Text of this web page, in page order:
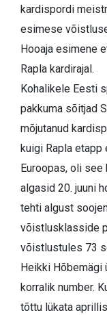
kardispordi
esimese
Hooaja esimene
Rapla kardirajal.
Kohalikele Eesti
pakkuma sõitjad
mõjutanud
kuigi Rapla
Euroopas, oli
algasid 20. juuni
tehti algust
võistlusklasside
võistlustules 73
Heikki Hõbemägi
korralik number.
tõttu lükata